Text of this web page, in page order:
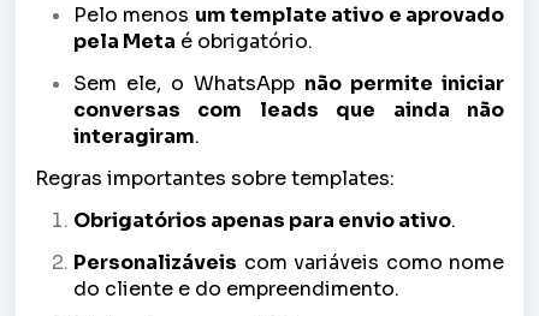
Pelo menos um template ativo e aprovado
pela Meta é obrigatório.
Sem ele, o WhatsApp não permite iniciar
conversas com leads que ainda não
interagiram.
Regras importantes sobre templates:
Obrigatórios apenas para envio ativo.
Personalizáveis com variáveis como nome
do cliente e do empreendimento.